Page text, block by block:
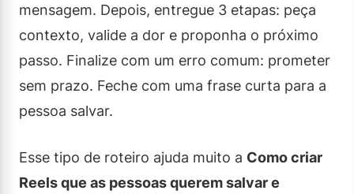
mensagem. Depois, entregue 3 etapas: peça
contexto, valide a dor e proponha o próximo
passo. Finalize com um erro comum: prometer
sem prazo. Feche com uma frase curta para a
pessoa salvar.
Esse tipo de roteiro ajuda muito a Como criar
Reels que as pessoas querem salvar e